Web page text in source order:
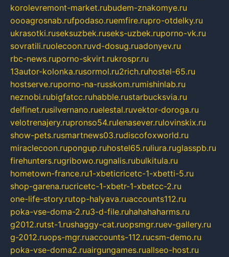
korolevremont-market.rubudem-znakomye.ru
oooagrosnab.rufpodaso.ruemfire.rupro-otdelky.ru
ukrasotki.ruseksuzbek.ruseks-uzbek.ruporno-vk.ru
sovratili.ruolecoon.ruvd-dosug.ruadonyev.ru
rbc-news.ruporno-skvirt.rukrospr.ru
13autor-kolonka.rusormol.ru2rich.ruhostel-65.ru
hostserve.ruporno-na-russkom.rumishinlab.ru
neznobi.rubigfatcc.ruhabble.rustarbucksvia.ru
delfinet.rusilvernano.ruelestal.ruvektor-doroga.ru
velotrenajery.rupronso54.rulenasever.rulovinskix.ru
show-pets.rusmartnews03.rudiscofoxworld.ru
miraclecoon.rupongup.ruhostel65.ruliura.ruglasspb.ru
firehunters.rugribowo.rugnalis.rubulkitula.ru
hometown-france.ru1-xbeticricetc-1-xbetti-5.ru
shop-garena.rucricetc-1-xbetr-1-xbetcc-2.ru
one-life-story.rutop-halyava.ruaccounts112.ru
poka-vse-doma-2.ru3-d-file.ruhahahaharms.ru
g2012.rutst-1.rushaggy-cat.ruopsmgr.ruev-gallery.ru
g-2012.ruops-mgr.ruaccounts-112.rucsm-demo.ru
poka-vse-doma2.ruairgungames.ruallseo-host.ru